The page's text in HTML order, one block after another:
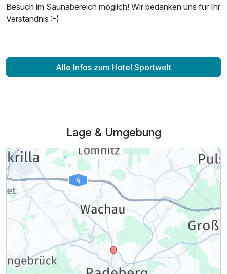
Besuch im Saunabereich möglich! Wir bedanken uns für Ihr
Verständnis :-)
Alle Infos zum Hotel Sportwelt
Lage & Umgebung